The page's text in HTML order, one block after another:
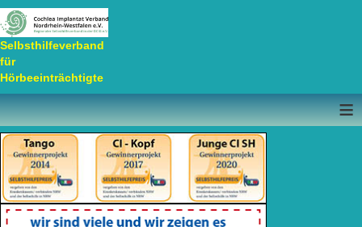
Selbsthilfeverband
für
Hörbeeinträchtigte
≡